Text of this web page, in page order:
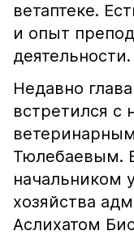
ветаптеке.
и опыт
деятельности.
Недавно
встретился с
Тюлебаевым.
начальником
хозяйства
Аслихатом